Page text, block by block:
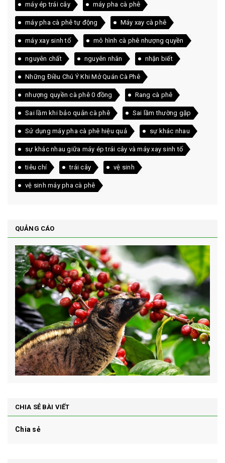
máy ép trái cây máy pha cà phê
máy pha cà phê tự động Máy xay cà phê
máy xay sinh tố mô hình cà phê nhượng quyền
nguyên chất nguyên nhân nhận biết
Những Điều Chú Ý Khi Mở Quán Cà Phê
nhượng quyền cà phê 0 đồng Rang cà phê
Sai lầm khi bảo quản cà phê Sai lầm thường gặp
Sử dụng máy pha cà phê hiệu quả sự khác nhau
sự khác nhau giữa máy ép trái cây và máy xay sinh tố
tiêu chí trái cây vệ sinh
vệ sinh máy pha cà phê
QUẢNG CÁO
CHIA SẺ BÀI VIẾT
Chia sẻ